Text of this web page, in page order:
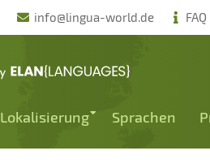
info@lingua-world.de FAQ
Lokalisierung Sprachen